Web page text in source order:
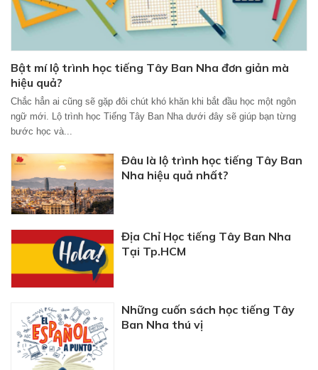
Bật mí lộ trình học tiếng Tây Ban Nha đơn giản mà
hiệu quả?
Chắc hẳn ai cũng sẽ gặp đôi chút khó khăn khi bắt đầu học một ngôn
ngữ mới. Lộ trình học Tiếng Tây Ban Nha dưới đây sẽ giúp bạn từng
bước học và...
Đâu là lộ trình học tiếng Tây Ban
Nha hiệu quả nhất?
Địa Chỉ Học tiếng Tây Ban Nha
Tại Tp.HCM
Những cuốn sách học tiếng Tây
Ban Nha thú vị